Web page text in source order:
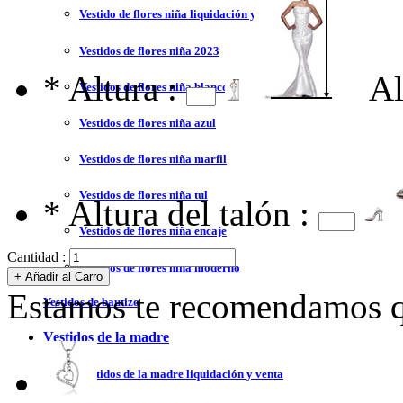
Vestido de flores niña liquidación y venta
Vestidos de flores niña 2023
Vestidos de flores niña blanco
Vestidos de flores niña azul
Vestidos de flores niña marfil
Vestidos de flores niña tul
Vestidos de flores niña encaje
Vestidos de flores niña moderno
Vestidos de bautizo
Vestidos de la madre
Vestidos de la madre liquidación y venta
* Altura :
* Altura del talón :
Cantidad :
Estamos te recomendamos